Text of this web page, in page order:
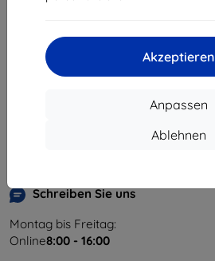
Akzeptieren
Anpassen
Ablehnen
Unternehmens-ID:
46701494
USt-IdNr.:SK2023549671
Schreiben Sie uns
Montag bis Freitag:
Online8:00 - 16:00